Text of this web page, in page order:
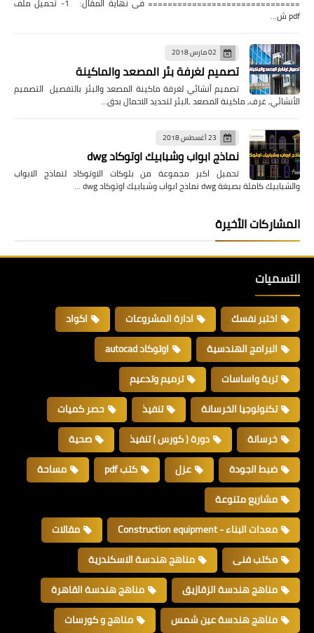
=============================== فى نهاية المقال: 1- تحميل ملف
pdf ش…
02 مارس 2018
تصميم لغرفة بئر المصعد والماكينة
تصميم أنشائي لغرفة ماكينة المصعد والبئر بالتفصيل التصميم
الأنشائي, غرف, ماكينة المصعد ,البئر لتحديد الاحمال بدق…
23 أغسطس 2018
نماذج ابواب وشبابيك اوتوكاد dwg
تحميل اكبر مجموعة من بلوكات الاوتوكاد لنماذج الابواب
والشبابيك كاملة بصيغة dwg نماذج ابواب وشبابيك اوتوكاد dwg …
المشاركات الأخيرة
التسميات
اختبر نفسك ادارة المشروعات
اكواد
البرامج الهندسية
اوتوكاد autocad
تربة واساسات
ترميم وتدعيم
تكنولوجيا الخرسانة
تنفيذ
حصر كميات
خرسانة
دورة ( كورس ) تنفيذ
صحية
ضبط الجودة
عزل كتب pdf
مساحة
مشاريع متنوعة
معدات البناء - Construction equipment
مقالات
مكتب فنى
مناهج هندسة الاسكندرية
مناهج هندسة الزقازيق
مناهج هندسة القاهرة
مناهج هندسة عين شمس
مناهج و كورسات